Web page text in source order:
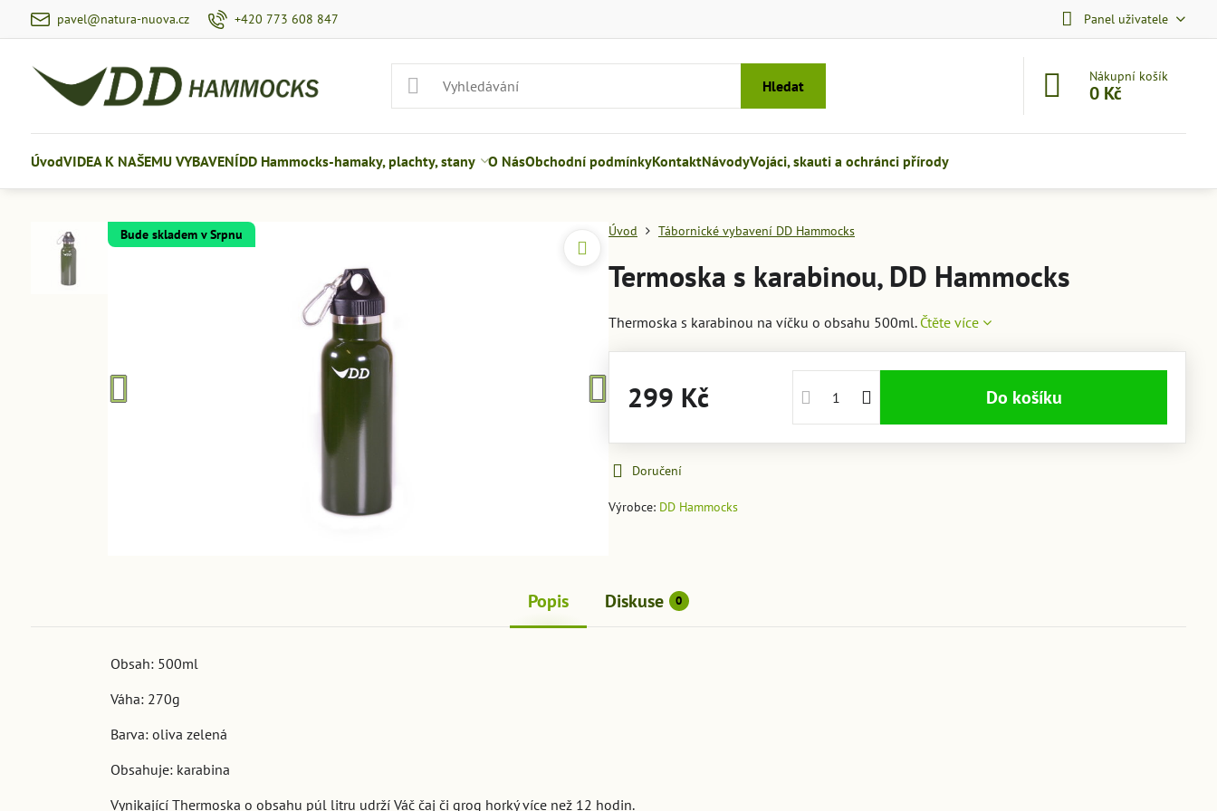
pavel@natura-nuova.cz +420 773 608 847 Panel uživatele
Hledat
Nákupní košík
0 Kč
ÚvodVIDEA K NAŠEMU VYBAVENÍDD Hammocks-hamaky, plachty, stany O NásObchodní podmínkyKontaktNávodyVojáci, skauti a ochránci přírody
Bude skladem v Srpnu Úvod Tábornické vybavení DD Hammocks
Termoska s karabinou, DD Hammocks
Thermoska s karabinou na víčku o obsahu 500ml. Čtěte více
299 Kč Do košíku
Doručení
Výrobce: DD Hammocks
Popis Diskuse 0
Obsah: 500ml
Váha: 270g
Barva: oliva zelená
Obsahuje: karabina
Vynikající Thermoska o obsahu púl litru udrží Váč čaj či grog horký více než 12 hodin.